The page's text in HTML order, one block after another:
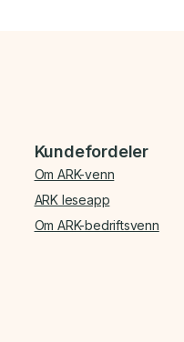
Kundefordeler
Om ARK-venn
ARK leseapp
Om ARK-bedriftsvenn